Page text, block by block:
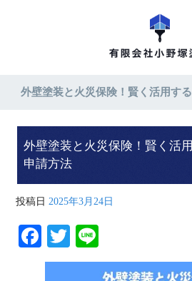
外壁塗装と火災保険！賢く活用す
外壁塗装と火災保険！賢く活
申請方法
投稿日 2025年3月24日
Fa
ce
T
wi ne